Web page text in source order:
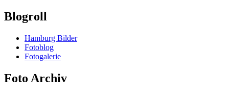
Blogroll
Hamburg Bilder
Fotoblog
Fotogalerie
Foto Archiv